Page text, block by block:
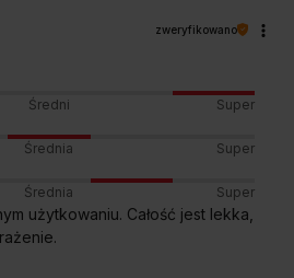
antywapienny
wodę, którą pijesz, przed przenikaniem
właściwości i długo utrzymuje czajnik
stanie.
zweryfikowano
Średni
Super
Średnia
Super
Średnia Super
użytkowaniu. Całość jest lekka,